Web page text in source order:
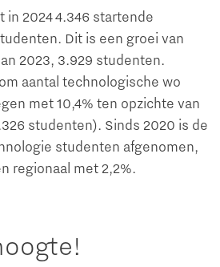
in 2024 4.346 startende
Dit is een groei van
2023, 3.929 studenten.
aantal technologische wo
met 10,4% ten opzichte van
studenten). Sinds 2020 is de
studenten afgenomen,
regionaal met 2,2%.